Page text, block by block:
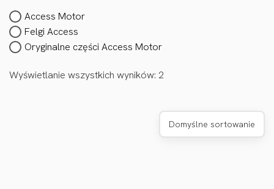
Access Motor
Felgi Access
Oryginalne części Access Motor
Wyświetlanie wszystkich wyników: 2
Domyślne sortowanie